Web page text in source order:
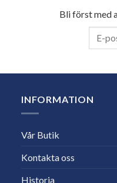
Bli först med
INFORMATION
Vår Butik
Kontakta oss
Historia